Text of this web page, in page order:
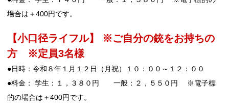
場合は＋400円です。
【小口径ライフル】 ※ご自分の銃をお持ちの
方 ※定員3名様
●日時：令和８年１月１２日（月祝）１０：００～１２：００
●料金： 学生：１，３８０円 一般：２，５５０円 ※電子標
的の場合は＋400円です。